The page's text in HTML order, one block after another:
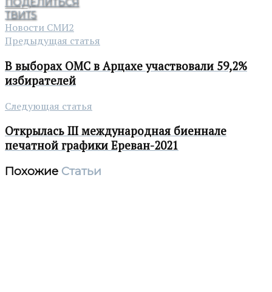
ТВИТ5
Новости СМИ2
Предыдущая статья
В выборах ОМС в Арцахе участвовали 59,2%
избирателей
Следующая статья
Открылась III международная биеннале
печатной графики Ереван-2021
Похожие Статьи